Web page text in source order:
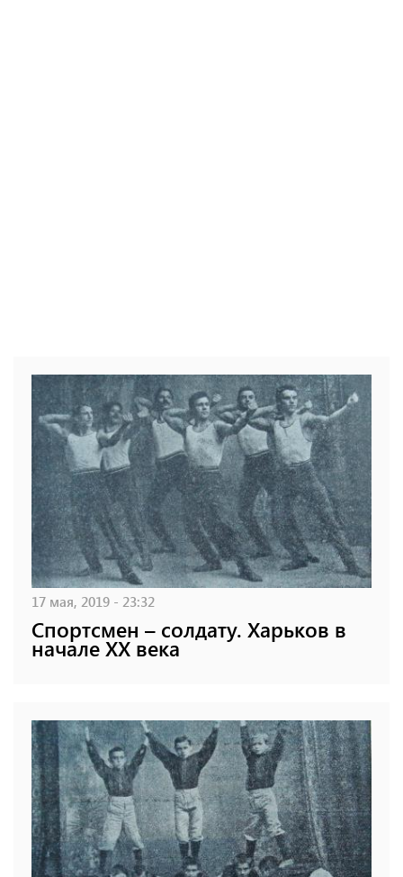
17 мая, 2019 - 23:32
Спортсмен – солдату. Харьков в
начале XX века